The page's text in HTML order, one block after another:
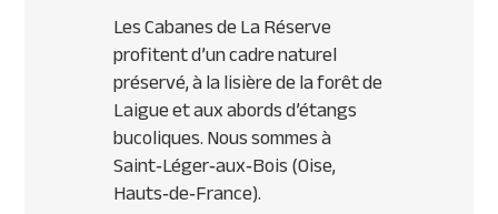
Les Cabanes de La Réserve
profitent d’un cadre naturel
préservé, à la lisière de la forêt de
Laigue et aux abords d’étangs
bucoliques. Nous sommes à
Saint‑Léger‑aux‑Bois (Oise,
Hauts‑de‑France).